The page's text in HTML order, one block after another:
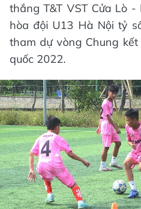
thắng T&T VST Cửa Lò
hòa đội U13 Hà Nội tỷ
tham dự vòng Chung
quốc 2022.